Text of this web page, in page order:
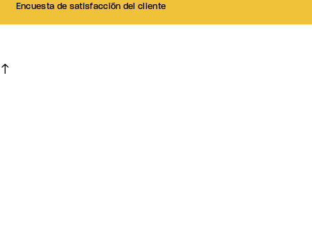
Encuesta de satisfacción del cliente